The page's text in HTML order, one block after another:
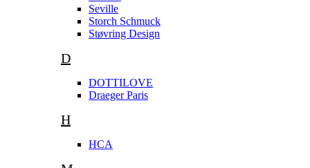
Seville
Storch Schmuck
Støvring Design
D
DOTTILOVE
Draeger Paris
H
HCA